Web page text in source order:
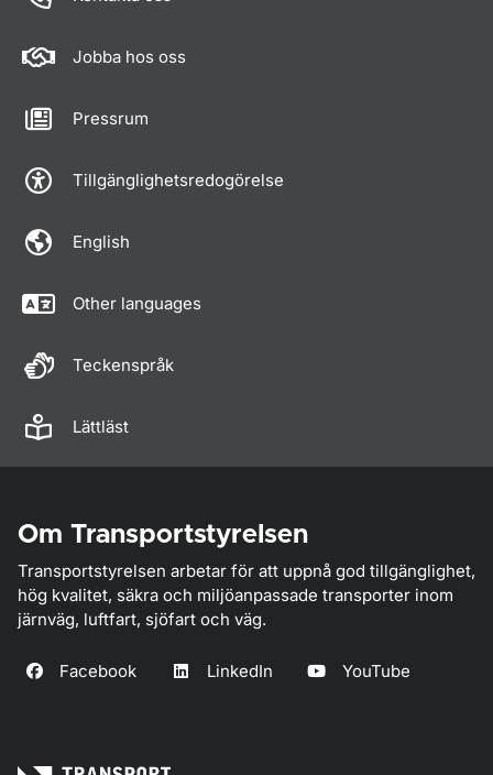
Jobba hos oss
Pressrum
Tillgänglighetsredogörelse
English
Other languages
Teckenspråk
Lättläst
Om Transportstyrelsen
Transportstyrelsen arbetar för att uppnå god tillgänglighet,
hög kvalitet, säkra och miljöanpassade transporter inom
järnväg, luftfart, sjöfart och väg.
Facebook LinkedIn YouTube